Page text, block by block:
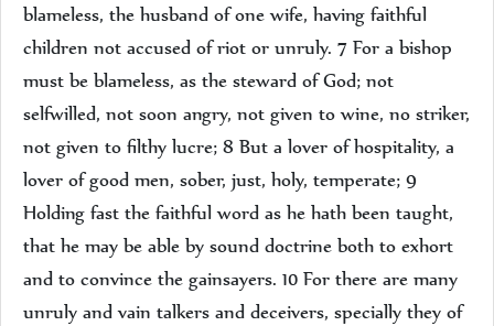
blameless, the husband of one wife, having faithful
children not accused of riot or unruly. 7 For a bishop
must be blameless, as the steward of God; not
selfwilled, not soon angry, not given to wine, no striker,
not given to filthy lucre; 8 But a lover of hospitality, a
lover of good men, sober, just, holy, temperate; 9
Holding fast the faithful word as he hath been taught,
that he may be able by sound doctrine both to exhort
and to convince the gainsayers. 10 For there are many
unruly and vain talkers and deceivers, specially they of